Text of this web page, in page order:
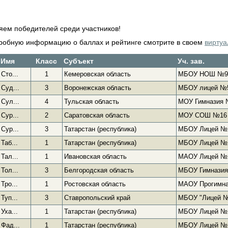
победителей среди участников!
информацию о баллах и рейтинге смотрите в своем
Имя Класс Субъект Уч. зав.
Сто... 1 Кемеровская область
МБОУ НОШ
Суд...
3 Воронежская область
МБОУ лицей
Сул...
4 Тульская область
МОУ Гимназия
Сур...
2 Саратовская область
МОУ СОШ №16
Сур...
3 Татарстан (республика)
МБОУ Лицей
Таб...
1 Татарстан (республика)
МБОУ Лицей
Тал...
1 Ивановская область
МАОУ Лицей
Тол...
3 Белгородская область
МБОУ
Тро...
1 Ростовская область
МАОУ
Туп...
3 Ставропольский край
МБОУ "Лицей
Уха...
1 Татарстан (республика)
МБОУ Лицей
Фад...
1 Татарстан (республика) МБОУ Лицей